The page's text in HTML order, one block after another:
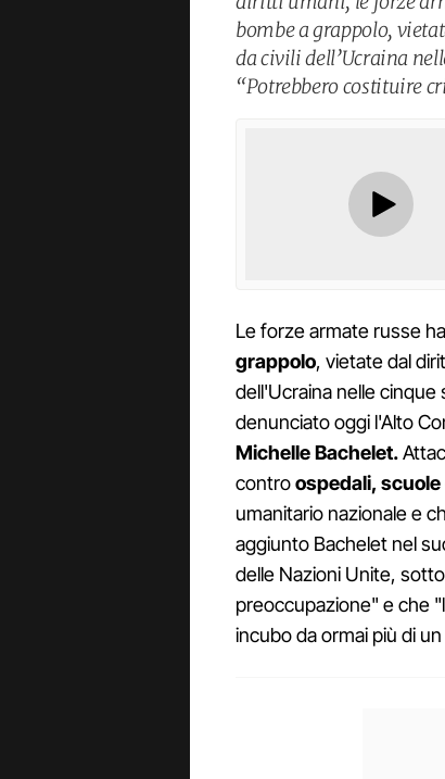
bombe a grappolo,
da civili dell’Ucraina
“Potrebbero costituire
Le forze armate russe
grappolo, vietate dal
dell'Ucraina nelle cinque
denunciato oggi l'Alto
Michelle Bachelet.
controospedali, scuole
umanitario nazionale e
aggiunto Bachelet nel
delle Nazioni Unite,
preoccupazione" e che
incubo da ormai più di